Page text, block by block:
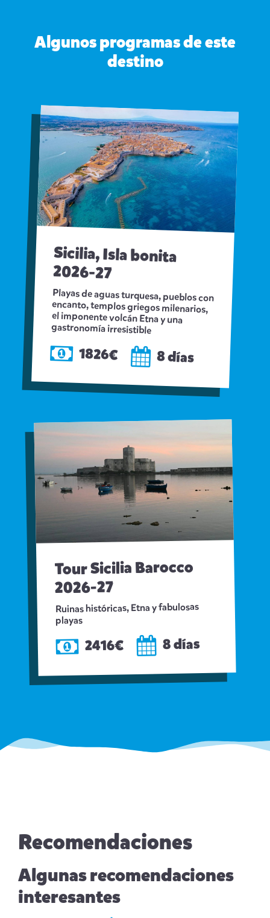
Algunos programas de este
destino
Sicilia, Isla bonita
2026-27
Playas de aguas turquesa, pueblos con
encanto, templos griegos milenarios,
el imponente volcán Etna y una
gastronomía irresistible
1826€ 8 días
Tour Sicilia Barocco
2026-27
Ruinas históricas, Etna y fabulosas
playas
2416€ 8 días
Recomendaciones
Algunas recomendaciones
interesantes